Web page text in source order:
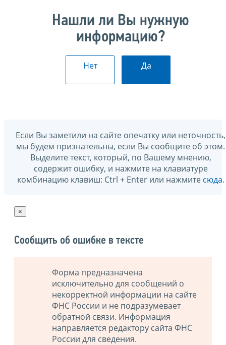
Нашли ли Вы нужную
информацию?
Нет Да
Если Вы заметили на сайте опечатку или неточность,
мы будем признательны, если Вы сообщите об этом.
Выделите текст, который, по Вашему мнению,
содержит ошибку, и нажмите на клавиатуре
комбинацию клавиш: Ctrl + Enter или нажмите сюда.
×
Сообщить об ошибке в тексте
Форма предназначена
исключительно для сообщений о
некорректной информации на сайте
ФНС России и не подразумевает
обратной связи. Информация
направляется редактору сайта ФНС
России для сведения.